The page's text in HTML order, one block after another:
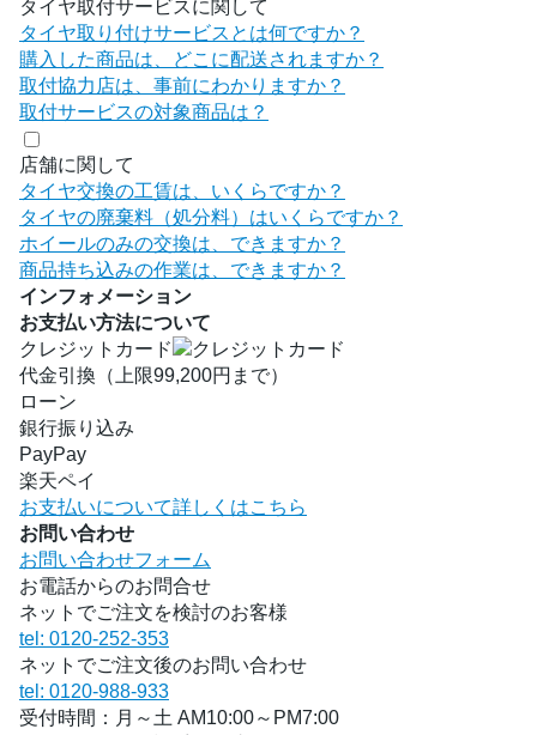
タイヤ取付サービスに関して
タイヤ取り付けサービスとは何ですか？
購入した商品は、どこに配送されますか？
取付協力店は、事前にわかりますか？
取付サービスの対象商品は？
店舗に関して
タイヤ交換の工賃は、いくらですか？
タイヤの廃棄料（処分料）はいくらですか？
ホイールのみの交換は、できますか？
商品持ち込みの作業は、できますか？
インフォメーション
お支払い方法について
クレジットカード
代金引換（上限99,200円まで）
ローン
銀行振り込み
PayPay
楽天ペイ
お支払いについて詳しくはこちら
お問い合わせ
お問い合わせフォーム
お電話からのお問合せ
ネットでご注文を検討のお客様
tel: 0120-252-353
ネットでご注文後のお問い合わせ
tel: 0120-988-933
受付時間：月～土 AM10:00～PM7:00